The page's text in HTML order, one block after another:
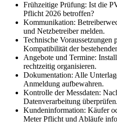
Frühzeitige Prüfung: Ist die
Pflicht 2026 betroffen?
Kommunikation:
und Netzbetreiber melden.
Technische Voraussetzungen
Kompatibilität der
Angebote und Termine:
rechtzeitig organisieren.
Dokumentation: Alle
Anmeldung aufbewahren.
Kontrolle der Messdaten:
Datenverarbeitung überprüfen.
Kundeninformation: Käufer
Meter Pflicht und Abläufe